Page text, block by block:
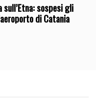
sull’Etna: sospesi gli
di Catania